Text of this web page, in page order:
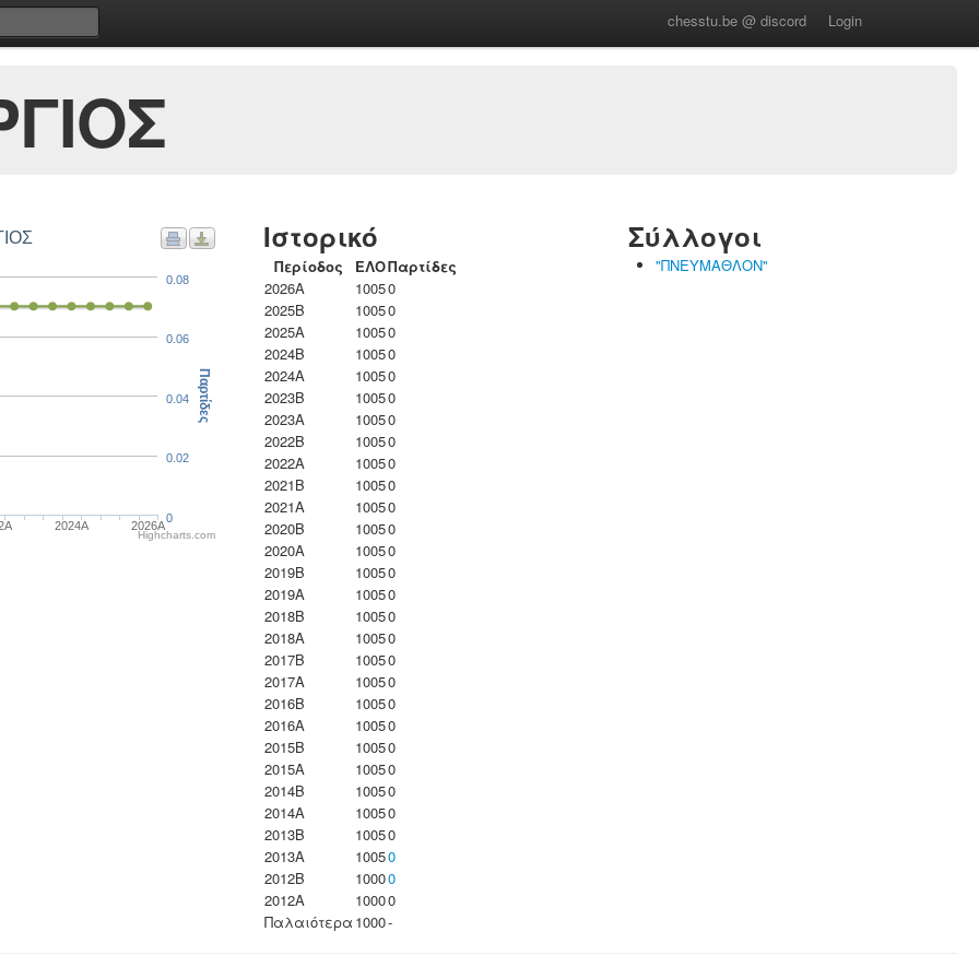
chesstu.be @ discord Login
2024A 2026A
0
0.02
0.04
0.06
0.08
Παρτίδες
Highcharts.com
Ιστορικό
Περίοδος ΕΛΟΠαρτίδες
2026A
10050
2025B
10050
2025A
10050
2024B
10050
2024A
10050
2023B
10050
2023Α
10050
2022B
10050
2022A
10050
2021B
10050
2021A
10050
2020B
10050
2020A
10050
2019B
10050
2019A
10050
2018B
10050
2018A
10050
2017B
10050
2017A
10050
2016B
10050
2016A
10050
2015B
10050
2015A
10050
2014B
10050
2014A
10050
2013B
10050
2013A
10050
2012B
10000
2012A
10000
Παλαιότερα 1000-
Σύλλογοι
"ΠΝΕΥΜΑΘΛΟΝ"